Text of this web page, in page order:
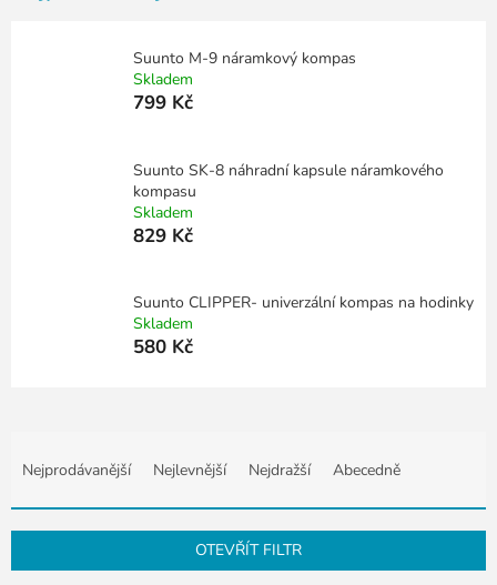
Suunto M-9 náramkový kompas
Skladem
799 Kč
Suunto SK-8 náhradní kapsule náramkového
kompasu
Skladem
829 Kč
Suunto CLIPPER- univerzální kompas na hodinky
Skladem
580 Kč
e
n
í
Nejprodávanější Nejlevnější Nejdražší Abecedně
OTEVŘÍT FILTR